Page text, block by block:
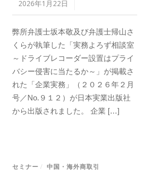
2026年1月22日
弊所弁護士坂本敬及び弁護士帰山さ
くらが執筆した「実務よろず相談室
～ドライブレコーダー設置はプライ
バシー侵害に当たるか～」が掲載さ
れた「企業実務」（２０２６年２月
号／No.９１２）が日本実業出版社
から出版されました。 企業 […]
セミナー / 中国・海外商取引